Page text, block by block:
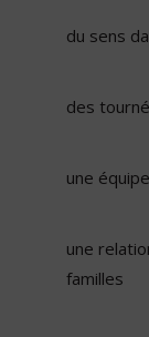
du sens
des
une
une
familles